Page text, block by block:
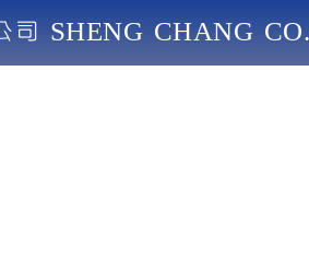
司 SHENG CHANG